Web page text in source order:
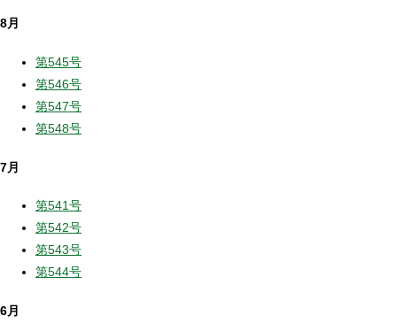
8月
第545号
第546号
第547号
第548号
7月
第541号
第542号
第543号
第544号
6月